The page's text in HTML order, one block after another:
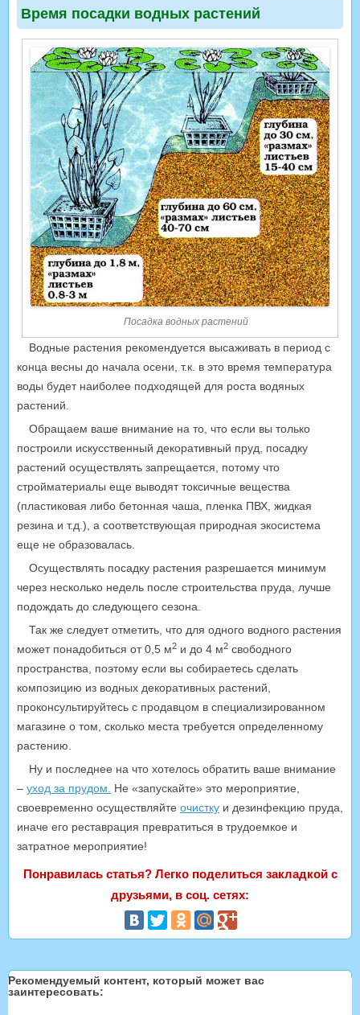
Время посадки водных растений
Посадка водных растений
Водные растения рекомендуется высаживать в период с
конца весны до начала осени, т.к. в это время температура
воды будет наиболее подходящей для роста водяных
растений.
Обращаем ваше внимание на то, что если вы только
построили искусственный декоративный пруд, посадку
растений осуществлять запрещается, потому что
стройматериалы еще выводят токсичные вещества
(пластиковая либо бетонная чаша, пленка ПВХ, жидкая
резина и т.д.), а соответствующая природная экосистема
еще не образовалась.
Осуществлять посадку растения разрешается минимум
через несколько недель после строительства пруда, лучше
подождать до следующего сезона.
Так же следует отметить, что для одного водного растения
может понадобиться от 0,5 м2 и до 4 м2 свободного
пространства, поэтому если вы собираетесь сделать
композицию из водных декоративных растений,
проконсультируйтесь с продавцом в специализированном
магазине о том, сколько места требуется определенному
растению.
Ну и последнее на что хотелось обратить ваше внимание
– уход за прудом.
Не «запускайте» это мероприятие,
своевременно осуществляйте очистку и дезинфекцию пруда,
иначе его реставрация превратиться в трудоемкое и
затратное мероприятие!
Понравилась статья? Легко поделиться закладкой с
друзьями, в соц. сетях:
Рекомендуемый контент, который может вас
заинтересовать: